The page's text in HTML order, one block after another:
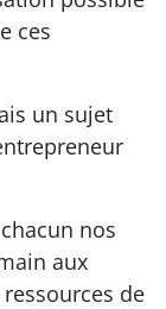
ces
un sujet
nos
aux
de